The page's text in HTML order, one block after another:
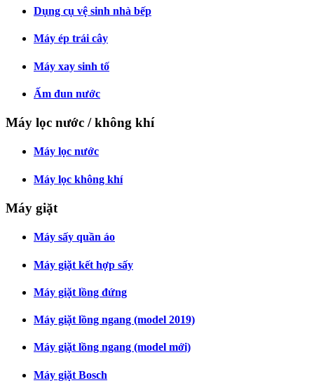
Dụng cụ vệ sinh nhà bếp
Máy ép trái cây
Máy xay sinh tố
Ấm đun nước
Máy lọc nước / không khí
Máy lọc nước
Máy lọc không khí
Máy giặt
Máy sấy quần áo
Máy giặt kết hợp sấy
Máy giặt lồng đứng
Máy giặt lồng ngang (model 2019)
Máy giặt lồng ngang (model mới)
Máy giặt Bosch